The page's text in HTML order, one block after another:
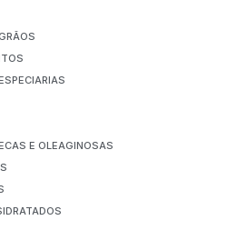
E OLEAGINOSAS